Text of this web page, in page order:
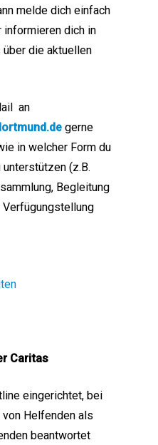
melde dich einfach
dich in
die aktuellen
an
gerne
in welcher Form du
(z.B.
Begleitung
Caritas
eingerichtet, bei
Helfenden als
beantwortet